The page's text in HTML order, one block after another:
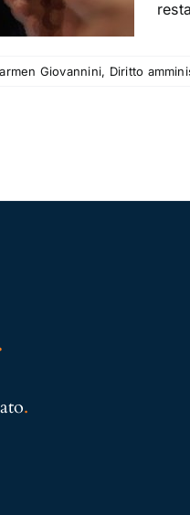
Giovannini, Diritto
.